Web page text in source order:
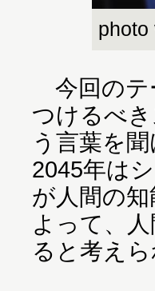
photo
今回のテ
つけるべ
う言葉を
2045年は
が人間の
よって、
ると考えら